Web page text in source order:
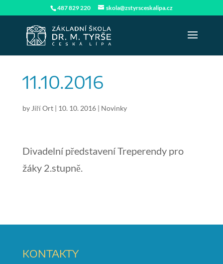
487 829 220 skola@zstyrsceskalipa.cz
11.10.2016
by Jiří Ort| 10. 10. 2016| Novinky
Divadelní představení Treperendy pro
žáky 2.stupně.
KONTAKTY